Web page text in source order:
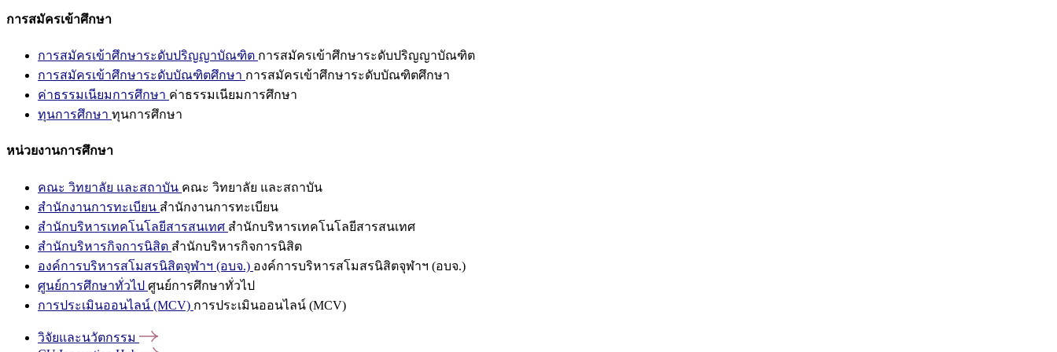
การสมัครเข้าศึกษา
การสมัครเข้าศึกษาระดับปริญญาบัณฑิต การสมัครเข้าศึกษาระดับปริญญาบัณฑิต
การสมัครเข้าศึกษาระดับบัณฑิตศึกษา การสมัครเข้าศึกษาระดับบัณฑิตศึกษา
ค่าธรรมเนียมการศึกษา ค่าธรรมเนียมการศึกษา
ทุนการศึกษา ทุนการศึกษา
หน่วยงานการศึกษา
คณะ วิทยาลัย และสถาบัน คณะ วิทยาลัย และสถาบัน
สำนักงานการทะเบียน สำนักงานการทะเบียน
สำนักบริหารเทคโนโลยีสารสนเทศ สำนักบริหารเทคโนโลยีสารสนเทศ
สำนักบริหารกิจการนิสิต สำนักบริหารกิจการนิสิต
องค์การบริหารสโมสรนิสิตจุฬาฯ (อบจ.) องค์การบริหารสโมสรนิสิตจุฬาฯ (อบจ.)
ศูนย์การศึกษาทั่วไป ศูนย์การศึกษาทั่วไป
การประเมินออนไลน์ (MCV) การประเมินออนไลน์ (MCV)
วิจัยและนวัตกรรม